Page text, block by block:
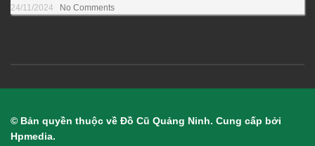
24/11/2024 No Comments
© Bản quyền thuộc về Đồ Cũ Quảng Ninh. Cung cấp bởi
Hpmedia.